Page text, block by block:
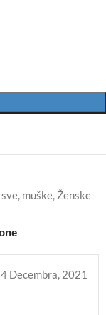
muške Ženske
4 Decembra, 2021